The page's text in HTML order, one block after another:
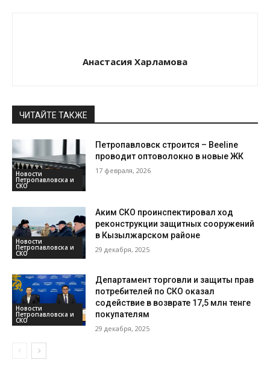
Анастасия Харламова
ЧИТАЙТЕ ТАКЖЕ
Новости
Петропавловска и
СКО
Петропавловск строится – Beeline
проводит оптоволокно в новые ЖК
17 февраля, 2026
Новости
Петропавловска и
СКО
Аким СКО проинспектировал ход
реконструкции защитных сооружений
в Кызылжарском районе
29 декабря, 2025
Новости
Петропавловска и
СКО
Департамент торговли и защиты прав
потребителей по СКО оказал
содействие в возврате 17,5 млн тенге
покупателям
29 декабря, 2025